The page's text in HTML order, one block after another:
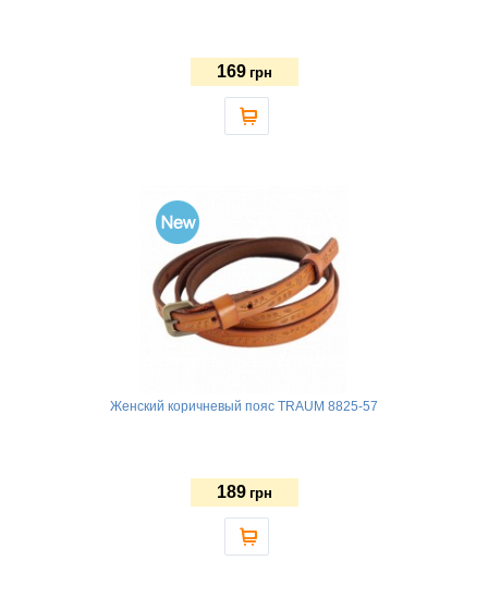
169 грн
Женский коричневый пояс TRAUM 8825-57
189 грн